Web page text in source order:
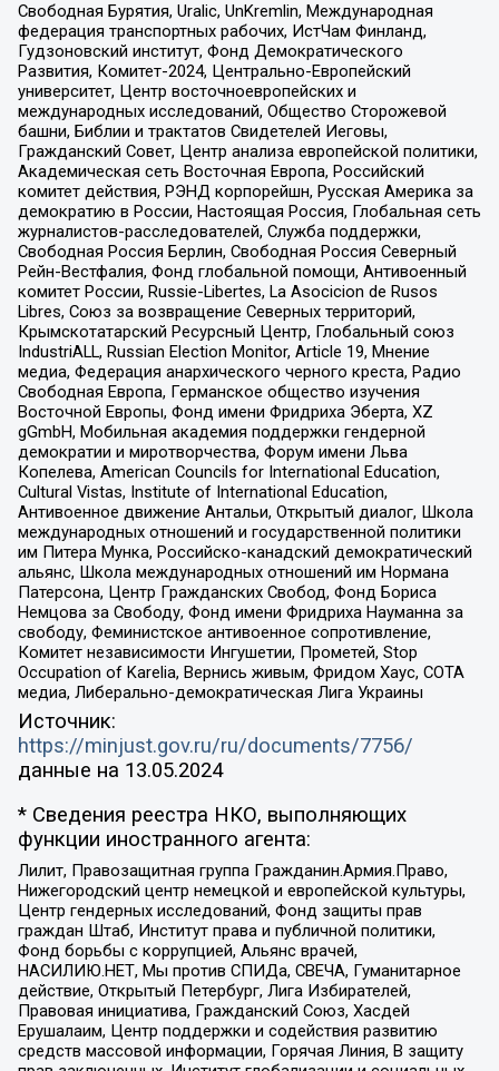
Свободная Бурятия, Uralic, UnKremlin, Международная
федерация транспортных рабочих, ИстЧам Финланд,
Гудзоновский институт, Фонд Демократического
Развития, Комитет-2024, Центрально-Европейский
университет, Центр восточноевропейских и
международных исследований, Общество Сторожевой
башни, Библии и трактатов Свидетелей Иеговы,
Гражданский Совет, Центр анализа европейской политики,
Академическая сеть Восточная Европа, Российский
комитет действия, РЭНД корпорейшн, Русская Америка за
демократию в России, Настоящая Россия, Глобальная сеть
журналистов-расследователей, Служба поддержки,
Свободная Россия Берлин, Свободная Россия Северный
Рейн-Вестфалия, Фонд глобальной помощи, Антивоенный
комитет России, Russie-Libertes, La Asocicion de Rusos
Libres, Союз за возвращение Северных территорий,
Крымскотатарский Ресурсный Центр, Глобальный союз
IndustriALL, Russian Election Monitor, Article 19, Мнение
медиа, Федерация анархического черного креста, Радио
Свободная Европа, Германское общество изучения
Восточной Европы, Фонд имени Фридриха Эберта, XZ
gGmbH, Мобильная академия поддержки гендерной
демократии и миротворчества, Форум имени Льва
Копелева, American Councils for International Education,
Cultural Vistas, Institute of International Education,
Антивоенное движение Антальи, Открытый диалог, Школа
международных отношений и государственной политики
им Питера Мунка, Российско-канадский демократический
альянс, Школа международных отношений им Нормана
Патерсона, Центр Гражданских Свобод, Фонд Бориса
Немцова за Свободу, Фонд имени Фридриха Науманна за
свободу, Феминистское антивоенное сопротивление,
Комитет независимости Ингушетии, Прометей, Stop
Occupation of Karelia, Вернись живым, Фридом Хаус, СОТА
медиа, Либерально-демократическая Лига Украины
Источник:
https://minjust.gov.ru/ru/documents/7756/
данные на 13.05.2024
* Сведения реестра НКО, выполняющих
функции иностранного агента:
Лилит, Правозащитная группа Гражданин.Армия.Право,
Нижегородский центр немецкой и европейской культуры,
Центр гендерных исследований, Фонд защиты прав
граждан Штаб, Институт права и публичной политики,
Фонд борьбы с коррупцией, Альянс врачей,
НАСИЛИЮ.НЕТ, Мы против СПИДа, СВЕЧА, Гуманитарное
действие, Открытый Петербург, Лига Избирателей,
Правовая инициатива, Гражданский Союз, Хасдей
Ерушалаим, Центр поддержки и содействия развитию
средств массовой информации, Горячая Линия, В защиту